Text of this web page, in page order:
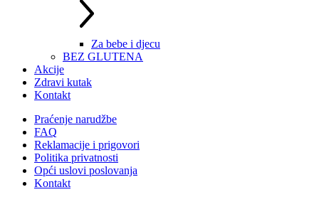
Za bebe i djecu
BEZ GLUTENA
Akcije
Zdravi kutak
Kontakt
Praćenje narudžbe
FAQ
Reklamacije i prigovori
Politika privatnosti
Opći uslovi poslovanja
Kontakt